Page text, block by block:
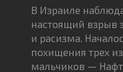
В Израиле
настоящий взрыв
и расизма.
похищения трех
мальчиков —